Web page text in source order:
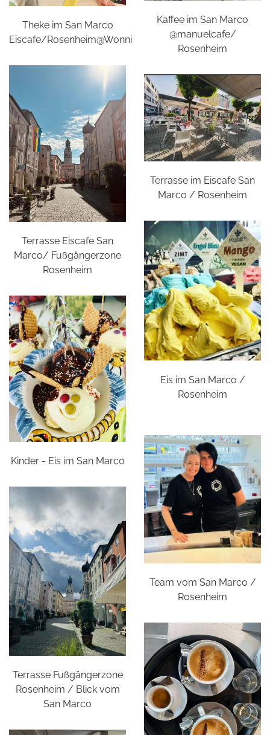
Kaffee im San Marco
@manuelcafe/
Rosenheim
Theke im San Marco
Eiscafe/Rosenheim@Wonni
Terrasse im Eiscafe San
Marco / Rosenheim
Terrasse Eiscafe San
Marco/ Fußgängerzone
Rosenheim
Eis im San Marco /
Rosenheim
Kinder - Eis im San Marco
Team vom San Marco /
Rosenheim
Terrasse Fußgängerzone
Rosenheim / Blick vom
San Marco